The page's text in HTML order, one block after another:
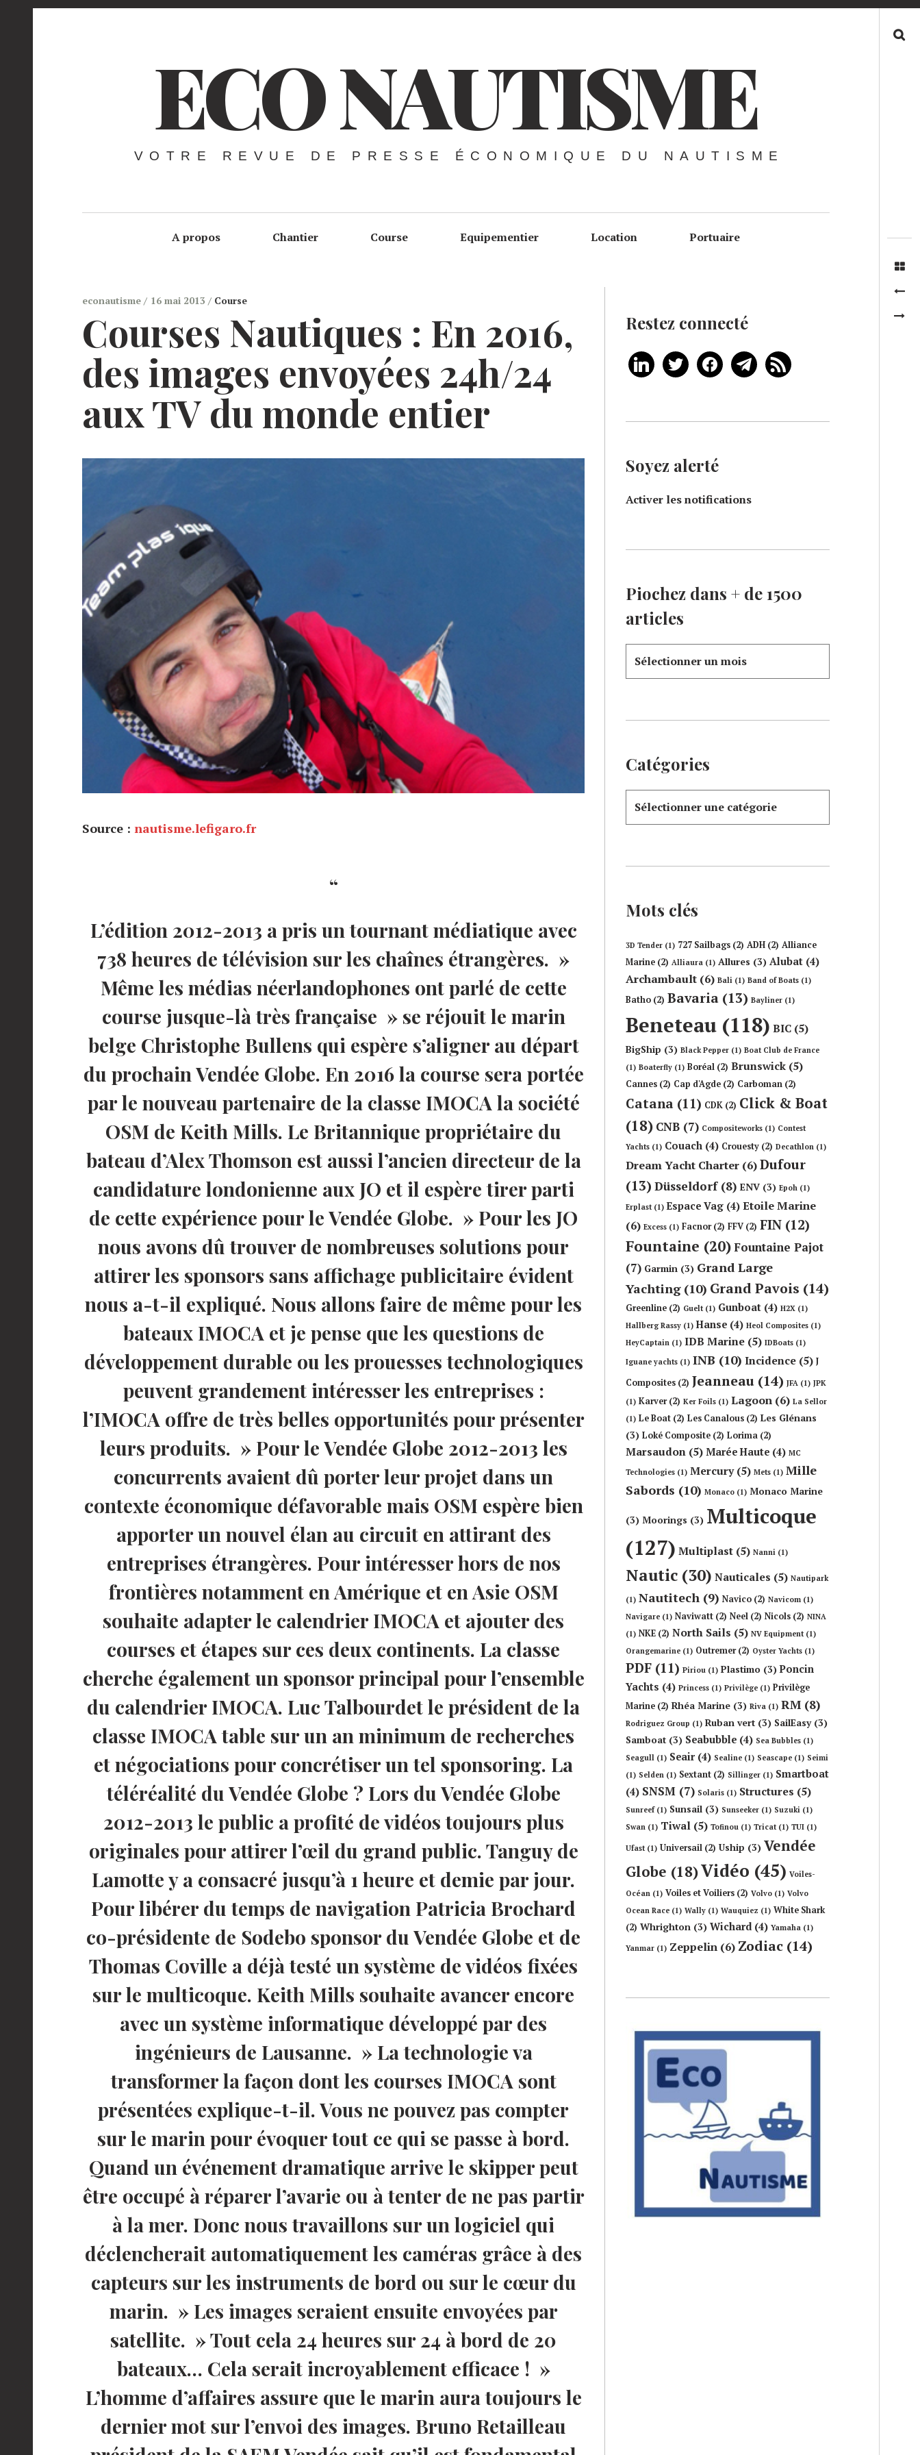
ECO NAUTISME
VOTRE REVUE DE PRESSE ÉCONOMIQUE DU NAUTISME
A propos Chantier Course Equipementier Location Portuaire
econautisme 16 mai 2013 Course
Courses Nautiques : En 2016,
des images envoyées 24h/24
auxTVdu monde entier
Source : nautisme.lefigaro.fr
L’édition 2012-2013 a pris un tournant médiatique avec
738 heures de télévision sur les chaînes étrangères. »
Même les médias néerlandophones ont parlé de cette
course jusque-là très française » se réjouit le marin
belge Christophe Bullens qui espère s’aligner au départ
du prochain Vendée Globe. En 2016 la course sera portée
par le nouveau partenaire de la classe IMOCA la société
OSM de Keith Mills. Le Britannique propriétaire du
bateau d’Alex Thomson est aussi l’ancien directeur de la
candidature londonienne aux JO et il espère tirer parti
de cette expérience pour le Vendée Globe. » Pour les JO
nous avons dû trouver de nombreuses solutions pour
attirer les sponsors sans affichage publicitaire évident
nous a-t-il expliqué. Nous allons faire de même pour les
bateaux IMOCA et je pense que les questions de
développement durable ou les prouesses technologiques
peuvent grandement intéresser les entreprises :
l’IMOCA offre de très belles opportunités pour présenter
leurs produits. » Pour le Vendée Globe 2012-2013 les
concurrents avaient dû porter leur projet dans un
contexte économique défavorable mais OSM espère bien
apporter un nouvel élan au circuit en attirant des
entreprises étrangères. Pour intéresser hors de nos
frontières notamment en Amérique et en Asie OSM
souhaite adapter le calendrier IMOCA et ajouter des
courses et étapes sur ces deux continents. La classe
cherche également un sponsor principal pour l’ensemble
du calendrier IMOCA. Luc Talbourdet le président de la
classe IMOCA table sur un an minimum de recherches
et négociations pour concrétiser un tel sponsoring. La
téléréalité du Vendée Globe ? Lors du Vendée Globe
2012-2013 le public a profité de vidéos toujours plus
originales pour attirer l’œil du grand public. Tanguy de
Lamotte y a consacré jusqu’à 1 heure et demie par jour.
Pour libérer du temps de navigation Patricia Brochard
co-présidente de Sodebo sponsor du Vendée Globe et de
Thomas Coville a déjà testé un système de vidéos fixées
sur le multicoque. Keith Mills souhaite avancer encore
avec un système informatique développé par des
ingénieurs de Lausanne. » La technologie va
transformer la façon dont les courses IMOCA sont
présentées explique-t-il. Vous ne pouvez pas compter
sur le marin pour évoquer tout ce qui se passe à bord.
Quand un événement dramatique arrive le skipper peut
être occupé à réparer l’avarie ou à tenter de ne pas partir
à la mer. Donc nous travaillons sur un logiciel qui
déclencherait automatiquement les caméras grâce à des
capteurs sur les instruments de bord ou sur le cœur du
marin. » Les images seraient ensuite envoyées par
satellite. » Tout cela 24 heures sur 24 à bord de 20
bateaux… Cela serait incroyablement efficace ! »
L’homme d’affaires assure que le marin aura toujours le
dernier mot sur l’envoi des images. Bruno Retailleau
Restez connecté
Soyez alerté
Activer les notifications
Piochez dans + de 1500
articles
Catégories
Mots clés
3D Tender (1) 727 Sailbags (2) ADH (2) Alliance
Marine (2) Alliaura (1) Allures (3) Alubat (4)
Archambault (6) Bali (1) Band of Boats (1)
Batho (2) Bavaria (13) Bayliner (1)
Beneteau (118) BIC (5)
BigShip (3) Black Pepper (1) Boat Club de France
(1) Boaterfly (1) Boréal (2) Brunswick (5)
Cannes (2) Cap d'Agde (2) Carboman (2)
Catana (11) CDK (2) Click & Boat
(18) CNB (7) Compositeworks (1) Contest
Yachts (1) Couach (4) Crouesty (2) Decathlon (1)
Dream Yacht Charter (6) Dufour
(13) Düsseldorf(8) ENV (3) Epoh (1)
Erplast(1) Espace Vag (4) Etoile Marine
(6) Excess (1) Facnor(2) FFV (2) FIN (12)
Fountaine (20)Fountaine Pajot
(7) Garmin (3) Grand Large
Yachting(10) Grand Pavois (14)
Greenline (2) Guelt(1) Gunboat (4) H2X (1)
Hallberg Rassy (1) Hanse (4) Heol Composites (1)
HeyCaptain (1) IDB Marine (5) IDBoats (1)
Iguane yachts (1) INB (10) Incidence (5) J
Composites (2) Jeanneau (14) JFA (1) JPK
(1) Karver(2) Ker Foils (1) Lagoon (6) La Sellor
(1) Le Boat (2) Les Canalous (2) Les Glénans
(3) Loké Composite (2) Lorima (2)
Marsaudon (5) Marée Haute (4) MC
Technologies (1) Mercury(5) Mets (1) Mille
Sabords (10) Monaco (1) Monaco Marine
(3) Moorings (3) Multicoque
(127) Multiplast (5) Nanni (1)
Nautic (30) Nauticales (5) Nautipark
(1) Nautitech (9) Navico (2) Navicom (1)
Navigare (1) Naviwatt (2) Neel (2) Nicols (2) NINA
(1) NKE (2) North Sails (5) NV Equipment(1)
Orangemarine (1) Outremer(2) Oyster Yachts (1)
PDF (11) Piriou (1) Plastimo (3) Poncin
Yachts (4) Princess (1) Privilège (1) Privilège
Marine (2) Rhéa Marine (3) Riva (1) RM (8)
Rodriguez Group (1) Ruban vert (3) SailEasy(3)
Samboat (3) Seabubble (4) Sea Bubbles (1)
Seagull (1) Seair(4) Sealine (1) Seascape (1) Seimi
(1) Selden (1) Sextant (2) Sillinger (1) Smartboat
(4) SNSM (7) Solaris (1) Structures (5)
Sunreef(1) Sunsail (3) Sunseeker (1) Suzuki (1)
Swan (1) Tiwal (5) Tofinou (1) Tricat(1) TUI (1)
Ufast(1) Universail (2) Uship (3) Vendée
Globe (18)Vidéo (45) Voiles-
Océan (1) Voiles et Voiliers (2) Volvo (1) Volvo
Ocean Race (1) Wally (1) Wauquiez (1) White Shark
(2) Whrighton (3) Wichard(4) Yamaha (1)
Yanmar (1) Zeppelin (6) Zodiac (14)